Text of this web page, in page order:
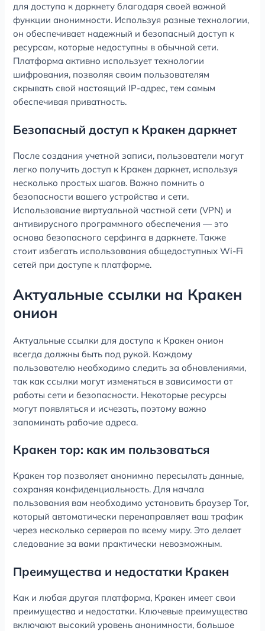
для доступа к даркнету благодаря своей важной
функции анонимности. Используя разные технологии,
он обеспечивает надежный и безопасный доступ к
ресурсам, которые недоступны в обычной сети.
Платформа активно использует технологии
шифрования, позволяя своим пользователям
скрывать свой настоящий IP-адрес, тем самым
обеспечивая приватность.
Безопасный доступ к Кракен даркнет
После создания учетной записи, пользователи могут
легко получить доступ к Кракен даркнет, используя
несколько простых шагов. Важно помнить о
безопасности вашего устройства и сети.
Использование виртуальной частной сети (VPN) и
антивирусного программного обеспечения — это
основа безопасного серфинга в даркнете. Также
стоит избегать использования общедоступных Wi-Fi
сетей при доступе к платформе.
Актуальные ссылки на Кракен
онион
Актуальные ссылки для доступа к Кракен онион
всегда должны быть под рукой. Каждому
пользователю необходимо следить за обновлениями,
так как ссылки могут изменяться в зависимости от
работы сети и безопасности. Некоторые ресурсы
могут появляться и исчезать, поэтому важно
запоминать рабочие адреса.
Кракен тор: как им пользоваться
Кракен тор позволяет анонимно пересылать данные,
сохраняя конфиденциальность. Для начала
пользования вам необходимо установить браузер Tor,
который автоматически перенаправляет ваш трафик
через несколько серверов по всему миру. Это делает
следование за вами практически невозможным.
Преимущества и недостатки Кракен
Как и любая другая платформа, Кракен имеет свои
преимущества и недостатки. Ключевые преимущества
включают высокий уровень анонимности, большое